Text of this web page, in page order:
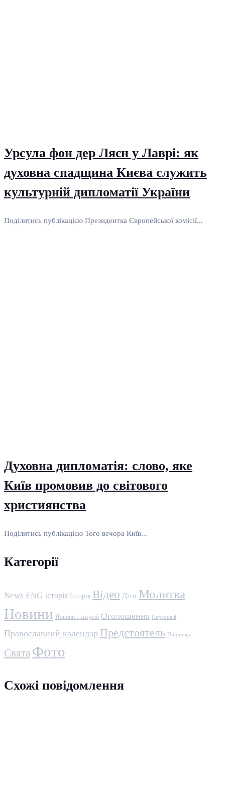
Урсула фон дер Ляєн у Лаврі: як
духовна спадщина Києва служить
культурній дипломатії України
Поділитись публікацією Президентка Європейської комісії...
Духовна дипломатія: слово, яке
Київ промовив до світового
християнства
Поділитись публікацією Того вечора Київ...
Категорії
News ENG Історія Історія Відео Діти Молитва
Новини Новини з єпархій Оголошення Персоналі
Православний календар Предстоятель Проповіді
Свята Фото
Схожі повідомлення